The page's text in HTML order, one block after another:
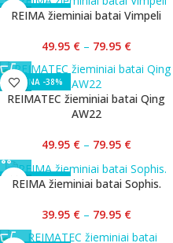
-38%
REIMA žieminiai batai Vimpeli
49.95 € – 79.95 €
-38%
REIMATEC žieminiai batai Qing
AW22
49.95 € – 79.95 €
-43%
REIMA žieminiai batai Sophis.
39.95 € – 79.95 €